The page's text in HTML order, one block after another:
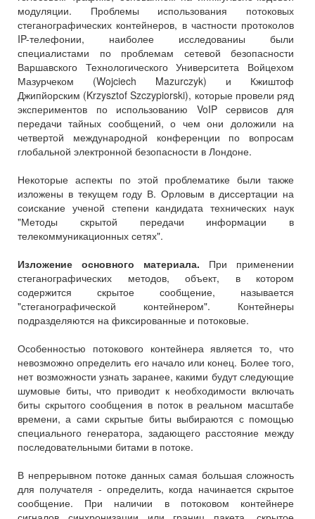
модуляции. Проблемы использования потоковых
стеганографических контейнеров, в частности протоколов
IP-телефонии, наиболее исследованиы были
специалистами по проблемам сетевой безопасности
Варшавского Технологического Университета Войцехом
Мазурчеком (Wojciech Mazurczyk) и Кжиштоф
Джипйорским (Krzysztof Szczypiorski), которые провели ряд
экспериментов по использованию VoIP сервисов для
передачи тайных сообщений, о чем они доложили на
четвертой международной конференции по вопросам
глобальной электронной безопасности в Лондоне.
Некоторые аспекты по этой проблематике были также
изложены в текущем году В. Орловым в диссертации на
соискание ученой степени кандидата технических наук
"Методы скрытой передачи информации в
телекоммуникационных сетях".
Изложение основного материала. При применении
стеганографических методов, объект, в котором
содержится скрытое сообщение, называется
"стеганографической контейнером". Контейнеры
подразделяются на фиксированные и потоковые.
Особенностью потокового контейнера является то, что
невозможно определить его начало или конец. Более того,
нет возможности узнать заранее, какими будут следующие
шумовые биты, что приводит к необходимости включать
биты скрытого сообщения в поток в реальном масштабе
времени, а сами скрытые биты выбираются с помощью
специального генератора, задающего расстояние между
последовательными битами в потоке.
В непрерывном потоке данных самая большая сложность
для получателя - определить, когда начинается скрытое
сообщение. При наличии в потоковом контейнере